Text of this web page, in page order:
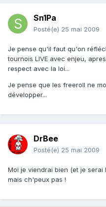
Sn1Pa
Posté(e) 25 mai 2009
Je pense qu'il faut qu'on
tournois LIVE avec enjeu,
respect avec la loi...
Je pense que les freeroll ne
développer...
DrBee
Posté(e) 25 mai 2009
Moi je viendrai bien (et je
mais ch'peux pas !